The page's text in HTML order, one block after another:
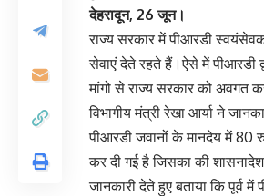
देहरादून, 26 जून।
राज्य सरकार में पीआरडी स्वयंसेवक
सेवाएं देते रहते हैं।ऐसे में पीआरडी
मांगो से राज्य सरकार को अवगत
विभागीय मंत्री रेखा आर्या ने
पीआरडी जवानों के मानदेय में 80
कर दी गई है जिसका की शासनादेश
जानकारी देते हुए बताया कि पूर्व